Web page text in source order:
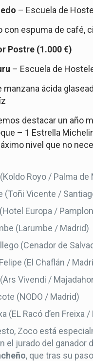
– Escuela de
con espuma de café,
Postre (1.000 €)
– Escuela de
manzana ácida
destacar un año
– 1 Estrella
nivel que no
Royo / Palma de
(Toñi Vicente /
Europa /
(Larumbe / Madrid)
(Cenador de
Felipe (El Chaflán /
Vivendi /
(NODO / Madrid)
(EL Racó d’en Freixa
Zoco está
el jurado del ganador
, que tras su